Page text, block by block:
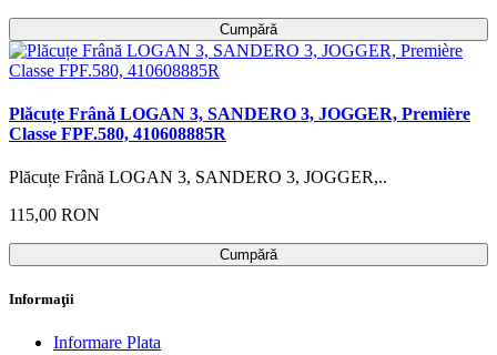
Cumpără
Plăcuțe Frână LOGAN 3, SANDERO 3, JOGGER, Première
Classe FPF.580, 410608885R
Plăcuțe Frână LOGAN 3, SANDERO 3, JOGGER,..
115,00 RON
Cumpără
Informaţii
Informare Plata